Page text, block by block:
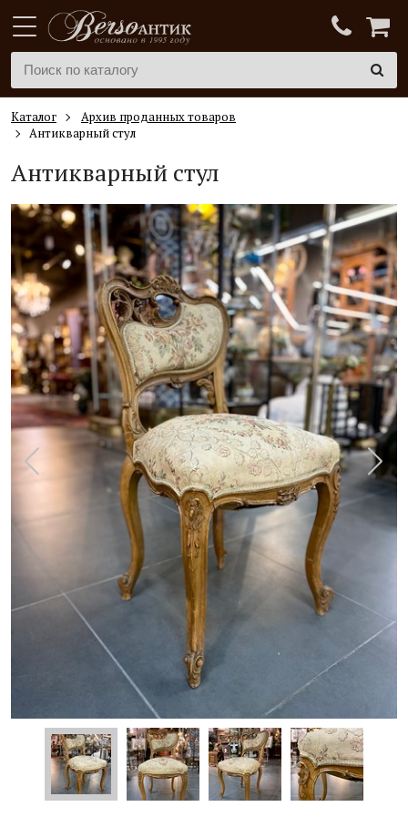
Каталог
Архив проданных товаров
Антикварный стул
Антикварный стул